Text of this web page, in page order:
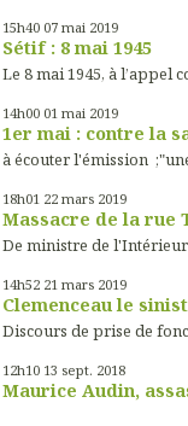
15h40 07 mai 2019
Sétif : 8 mai 1945
Le 8 mai 1945, à l’appel
14h00 01 mai 2019
1er mai : contre la
à écouter l'émission
18h01 22 mars 2019
Massacre de la rue
De ministre de
14h52 21 mars 2019
Clemenceau le
Discours de prise de
12h10 13 sept. 2018
Maurice Audin,